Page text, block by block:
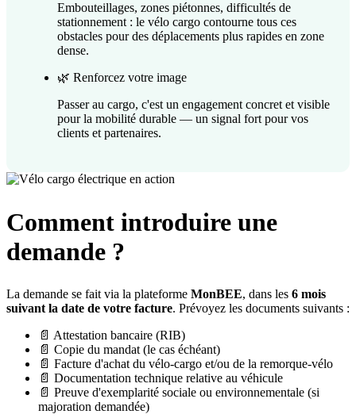
Embouteillages, zones piétonnes, difficultés de
stationnement : le vélo cargo contourne tous ces
obstacles pour des déplacements plus rapides en zone
dense.
🌿 Renforcez votre image
Passer au cargo, c'est un engagement concret et visible
pour la mobilité durable — un signal fort pour vos
clients et partenaires.
Comment introduire une
demande ?
La demande se fait via la plateforme MonBEE, dans les 6 mois
suivant la date de votre facture. Prévoyez les documents suivants :
📄 Attestation bancaire (RIB)
📄 Copie du mandat (le cas échéant)
📄 Facture d'achat du vélo-cargo et/ou de la remorque-vélo
📄 Documentation technique relative au véhicule
📄 Preuve d'exemplarité sociale ou environnementale (si
majoration demandée)